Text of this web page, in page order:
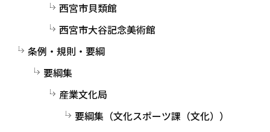
西宮市貝類館
西宮市大谷記念美術館
条例・規則・要綱
要綱集
産業文化局
要綱集（文化スポーツ課（文化））